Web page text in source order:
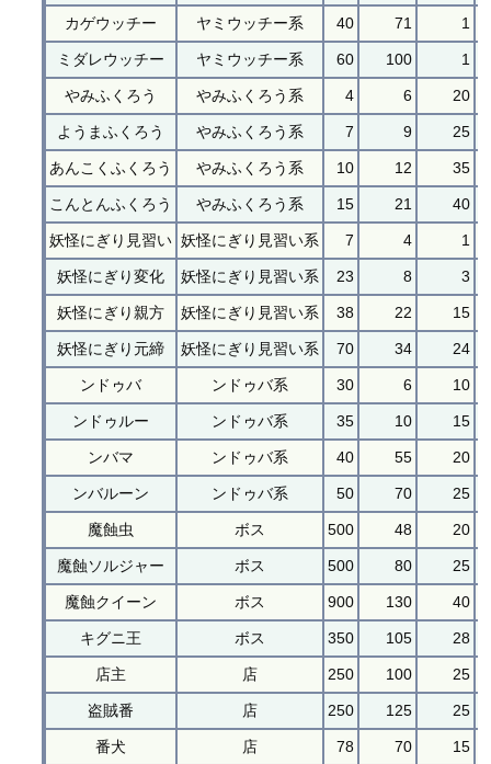
カゲウッチー ヤミウッチー系 40 71 1
ミダレウッチー ヤミウッチー系 60 100 1
やみふくろう やみふくろう系 4 6 20
ようまふくろう やみふくろう系 7 9 25
あんこくふくろう やみふくろう系 10 12 35
こんとんふくろう やみふくろう系 15 21 40
妖怪にぎり見習い 妖怪にぎり見習い系 7 4 1
妖怪にぎり変化 妖怪にぎり見習い系 23 8 3
妖怪にぎり親方 妖怪にぎり見習い系 38 22 15
妖怪にぎり元締 妖怪にぎり見習い系 70 34 24
ンドゥバ ンドゥバ系 30 6 10
ンドゥルー ンドゥバ系 35 10 15
ンバマ ンドゥバ系 40 55 20
ンバルーン ンドゥバ系 50 70 25
魔蝕虫 ボス 500 48 20
魔蝕ソルジャー ボス 500 80 25
魔蝕クイーン ボス 900 130 40
キグニ王 ボス 350 105 28
店主 店 250 100 25
盗賊番 店 250 125 25
番犬 店 78 70 15